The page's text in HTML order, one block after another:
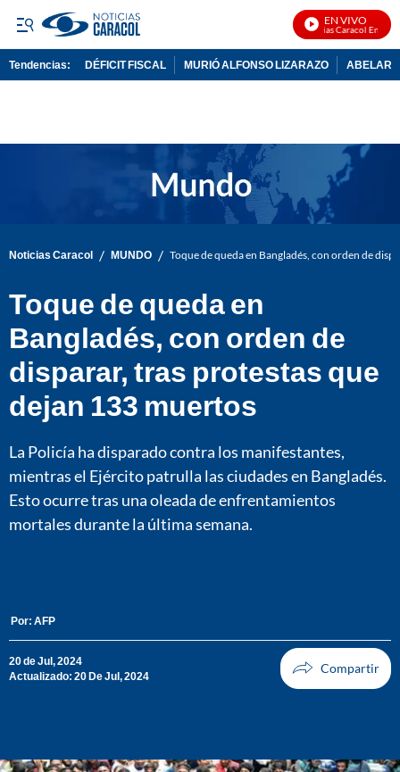
EN VIVO
Noticias Caracol En Vivo
Tendencias: DÉFICIT FISCAL MURIÓ ALFONSO LIZARAZO
Noticias Caracol / MUNDO / Toque de queda en Bangladés, con orden de
Toque de queda en
Bangladés, con orden de
disparar, tras protestas que
dejan 133 muertos
La Policía ha disparado contra los manifestantes,
mientras el Ejército patrulla las ciudades en Bangladés.
Esto ocurre tras una oleada de enfrentamientos
mortales durante la última semana.
Por: AFP
20 de Jul, 2024
Actualizado: 20 De Jul, 2024